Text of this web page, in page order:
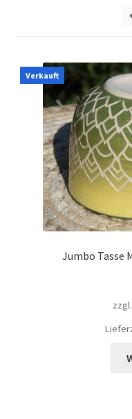
Verkauft
Jumbo Tasse
zzgl.